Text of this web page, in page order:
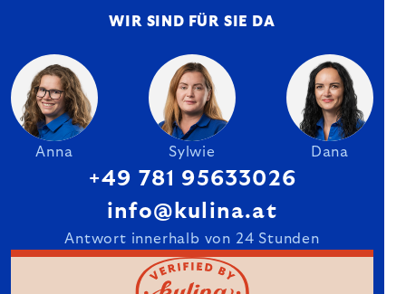
WIR SIND FÜR SIE DA
Anna Sylwie Dana
+49 781 95633026
info@kulina.at
Antwort innerhalb von 24 Stunden